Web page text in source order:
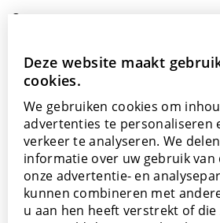
Contacteer ons
+32 56 77 45 15
Onze showroom
Onze verkooppunten
Met de steun van
Deze website maakt
cookies.
We gebruiken cookies om
advertenties te personaliseren
verkeer te analyseren. We
informatie over uw gebruik van
onze advertentie- en
kunnen combineren met
u aan hen heeft verstrekt of die